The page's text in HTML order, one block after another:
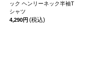
ック ヘンリーネック半袖T
シャツ
4,290円 (税込)